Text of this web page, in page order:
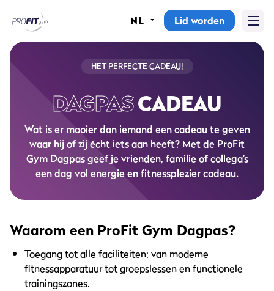
Sportscholen
Abonnementen
Groepslessen
Lesrooster
NL Lid worden
HET PERFECTE CADEAU!
DAGPASCADEAU
Wat is er mooier dan iemand een cadeau te geven
waar hij of zij écht iets aan heeft? Met de ProFit
Gym Dagpas geef je vrienden, familie of collega’s
een dag vol energie en fitnessplezier cadeau.
Waarom een ProFit Gym Dagpas?
Toegang tot alle faciliteiten: van moderne
fitnessapparatuur tot groepslessen en functionele
trainingszones.